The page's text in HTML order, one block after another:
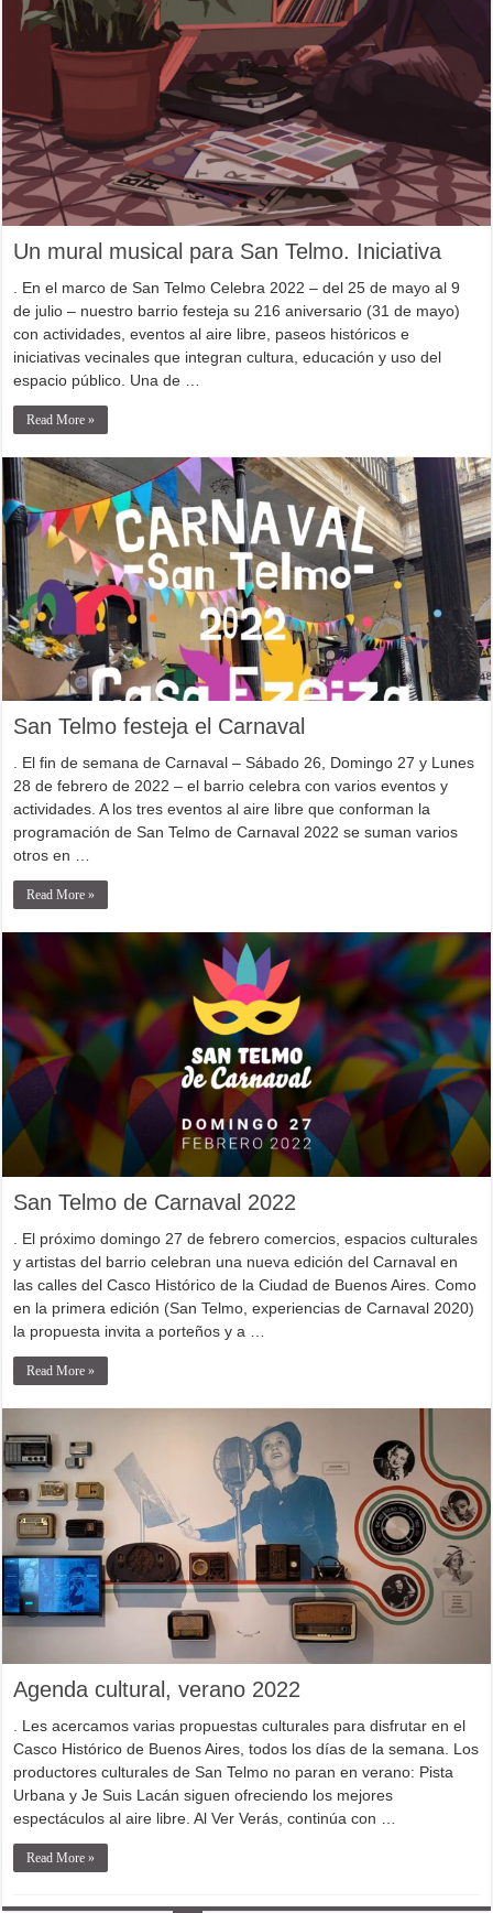
Un mural musical para San Telmo. Iniciativa
. En el marco de San Telmo Celebra 2022 – del 25 de mayo al 9
de julio – nuestro barrio festeja su 216 aniversario (31 de mayo)
con actividades, eventos al aire libre, paseos históricos e
iniciativas vecinales que integran cultura, educación y uso del
espacio público. Una de …
Read More »
San Telmo festeja el Carnaval
. El fin de semana de Carnaval – Sábado 26, Domingo 27 y Lunes
28 de febrero de 2022 – el barrio celebra con varios eventos y
actividades. A los tres eventos al aire libre que conforman la
programación de San Telmo de Carnaval 2022 se suman varios
otros en …
Read More »
San Telmo de Carnaval 2022
. El próximo domingo 27 de febrero comercios, espacios culturales
y artistas del barrio celebran una nueva edición del Carnaval en
las calles del Casco Histórico de la Ciudad de Buenos Aires. Como
en la primera edición (San Telmo, experiencias de Carnaval 2020)
la propuesta invita a porteños y a …
Read More »
Agenda cultural, verano 2022
. Les acercamos varias propuestas culturales para disfrutar en el
Casco Histórico de Buenos Aires, todos los días de la semana. Los
productores culturales de San Telmo no paran en verano: Pista
Urbana y Je Suis Lacán siguen ofreciendo los mejores
espectáculos al aire libre. Al Ver Verás, continúa con …
Read More »